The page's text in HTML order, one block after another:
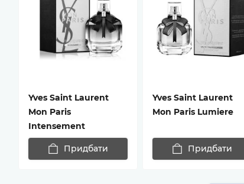
Yves Saint Laurent
Mon Paris
Intensement
Придбати
Yves Saint Laurent
Mon Paris Lumiere
Придбати